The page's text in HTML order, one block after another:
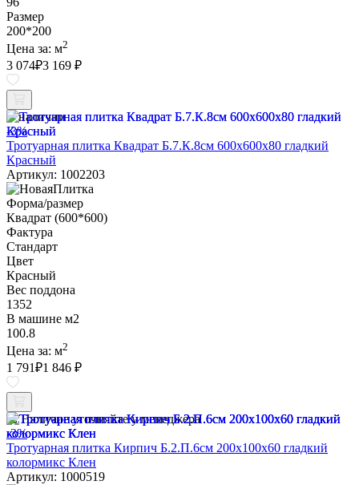
Размер
200*200
Цена за: м2
3 074₽3 169 ₽
В наличии
-3%
Тротуарная плитка Квадрат Б.7.К.8см 600х600х80 гладкий
Красный
Артикул: 1002203
Форма/размер
Квадрат (600*600)
Фактура
Стандарт
Цвет
Красный
Вес поддона
1352
В машине м2
100.8
Цена за: м2
1 791₽1 846 ₽
Наличие уточняйте у менеджера
-3%
Тротуарная плитка Кирпич Б.2.П.6см 200х100х60 гладкий
колормикс Клен
Артикул: 1000519